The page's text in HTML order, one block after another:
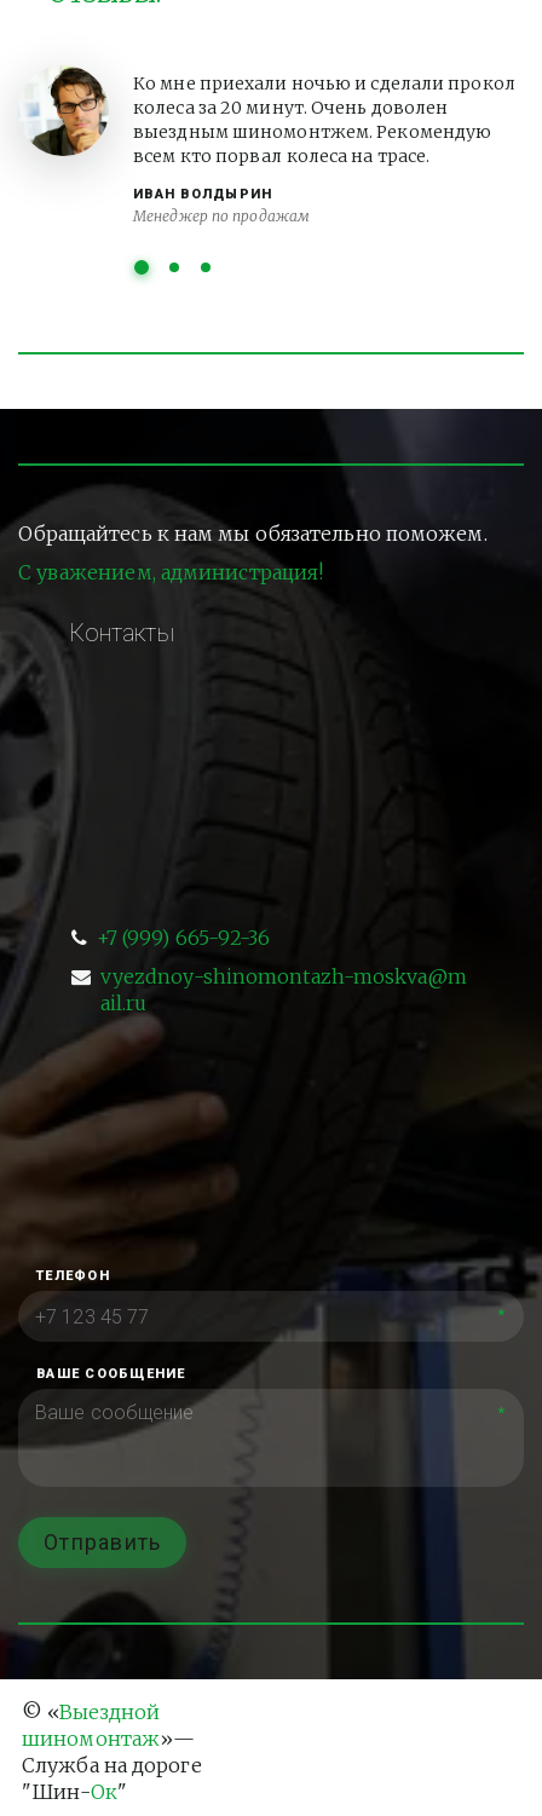
ИВАН ВОЛДЫРИН
Менеджер по продажам
Ко мне приехали ночью и сделали прокол
колеса за 20 минут. Очень доволен
выездным шиномонтжем. Рекомендую
всем кто порвал колеса на трасе.
Обращайтесь к нам мы обязательно поможем.
С уважением, администрация!
Контакты
+7 (999) 665-92-36
vyezdnoy-shinomontazh-moskva@m
ail.ru
ТЕЛЕФОН
*
ВАШЕ СООБЩЕНИЕ
*
Отправить
© «Выездной
шиномонтаж»—
Служба на дороге
"Шин-Ок"